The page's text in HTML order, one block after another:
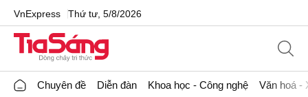
VnExpress Thứ tư, 5/8/2026
Chuyên đề Diễn đàn Khoa học - Công nghệ Văn hoá -